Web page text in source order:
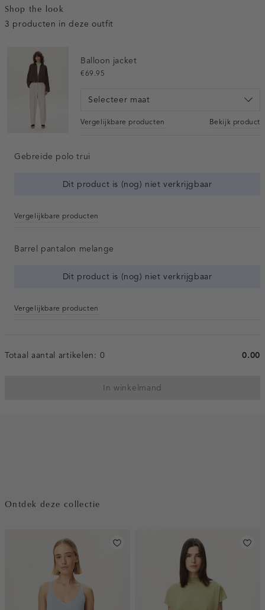
Shop the look
3 producten in deze outfit
Balloon jacket
€69.95
Selecteer maat
Vergelijkbare producten Bekijk product
Gebreide polo trui
Dit product is (nog) niet verkrijgbaar
Vergelijkbare producten
Barrel pantalon melange
Dit product is (nog) niet verkrijgbaar
Vergelijkbare producten
Totaal aantal artikelen: 0 0.00
In winkelmand
Ontdek deze collectie